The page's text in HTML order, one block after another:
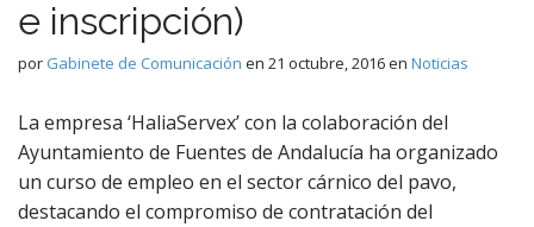
e inscripción)
por Gabinete de Comunicación en 21 octubre, 2016en Noticias
La empresa ‘HaliaServex’ con la colaboración del
Ayuntamiento de Fuentes de Andalucía ha organizado
un curso de empleo en el sector cárnico del pavo,
destacando el compromiso de contratación del